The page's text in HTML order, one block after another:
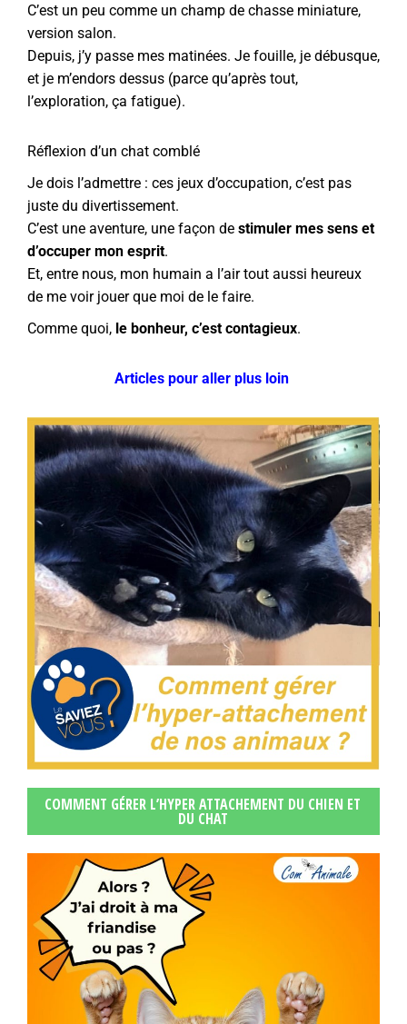
C’est un peu comme un champ de chasse miniature,
version salon.
Depuis, j’y passe mes matinées. Je fouille, je débusque,
et je m’endors dessus (parce qu’après tout,
l’exploration, ça fatigue).
Réflexion d’un chat comblé
Je dois l’admettre : ces jeux d’occupation, c’est pas
juste du divertissement.
C’est une aventure, une façon de stimuler mes sens et
d’occuper mon esprit.
Et, entre nous, mon humain a l’air tout aussi heureux
de me voir jouer que moi de le faire.
Comme quoi, le bonheur, c’est contagieux.
Articles pour aller plus loin
COMMENT GÉRER L’HYPER ATTACHEMENT DU CHIEN ET
DU CHAT